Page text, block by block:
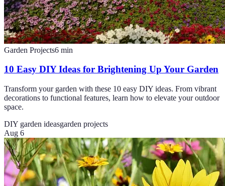
Garden Projects6 min
10 Easy DIY Ideas for Brightening Up Your Garden
Transform your garden with these 10 easy DIY ideas. From vibrant
decorations to functional features, learn how to elevate your outdoor
space.
DIY garden ideasgarden projects
Aug 6